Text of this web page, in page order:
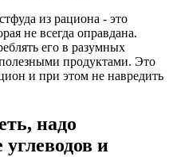
из рациона - это
не всегда оправдана.
его в разумных
продуктами. Это
и при этом не навредить
надо
и